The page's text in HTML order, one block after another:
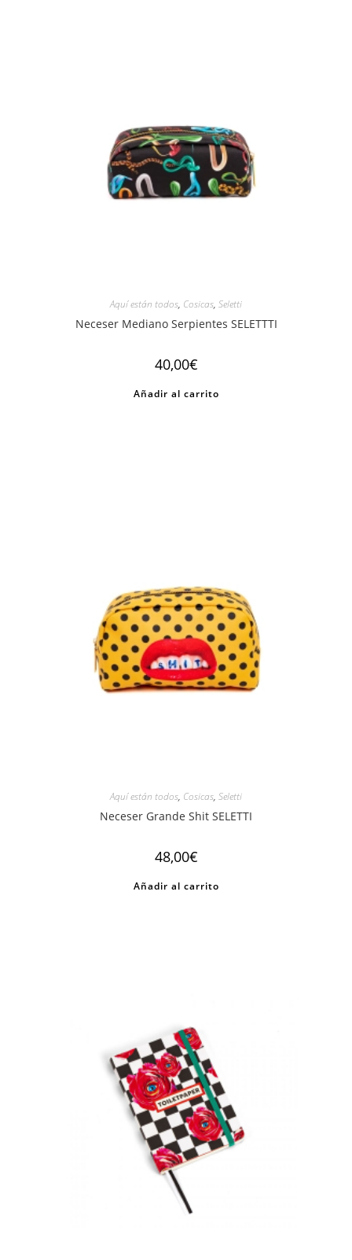
Aquí están todos, Cosicas, Seletti
Neceser Mediano Serpientes SELETTTI
40,00€
Añadir al carrito
Aquí están todos, Cosicas, Seletti
Neceser Grande Shit SELETTI
48,00€
Añadir al carrito